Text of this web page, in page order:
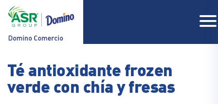
COMPAÑIA
Té antioxidante frozen
verde con chía y fresas